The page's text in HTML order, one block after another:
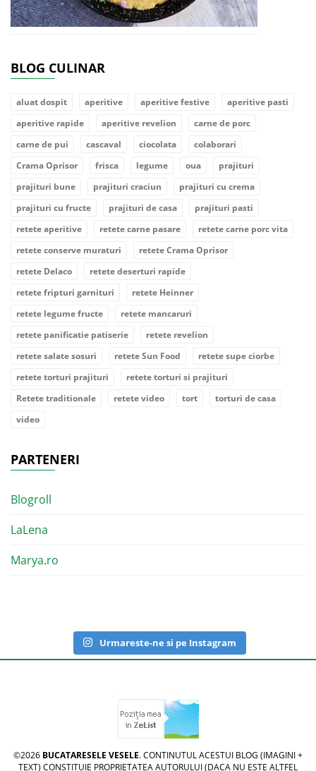
BLOG CULINAR
aluat dospit aperitive aperitive festive
aperitive pasti
aperitive rapide
aperitive revelion
carne de porc
carne de pui
cascaval ciocolata
colaborari
Crama Oprisor
frisca legume oua
prajituri
prajituri bune
prajituri craciun
prajituri cu crema
prajituri cu fructe
prajituri de casa
prajituri pasti
retete aperitive
retete carne pasare
retete carne porc vita
retete conserve muraturi
retete Crama Oprisor
retete Delaco
retete deserturi rapide
retete fripturi garnituri
retete Heinner
retete legume fructe
retete mancaruri
retete panificatie patiserie
retete revelion
retete salate sosuri
retete Sun Food
retete supe ciorbe
retete torturi prajituri
retete torturi si prajituri
Retete traditionale
retete video tort
torturi de casa
video
PARTENERI
Blogroll
LaLena
Marya.ro
Urmareste-ne si pe Instagram
©2026 BUCATARESELE VESELE. CONTINUTUL ACESTUI BLOG (IMAGINI +
TEXT) CONSTITUIE PROPRIETATEA AUTORULUI (DACA NU ESTE ALTFEL